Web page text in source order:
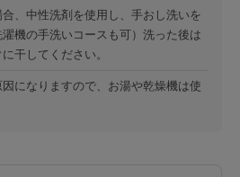
、中性洗剤を使用し、手おし洗いを
機の手洗いコースも可）洗った後は
干してください。
になりますので、お湯や乾燥機は使